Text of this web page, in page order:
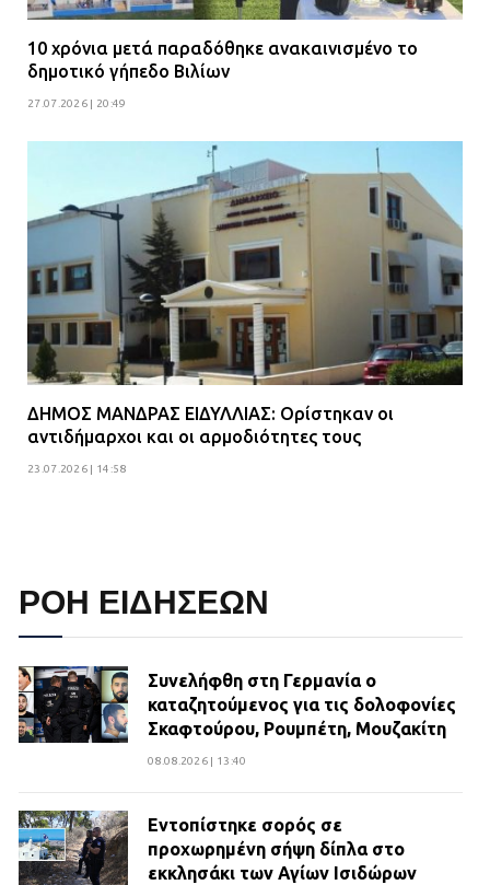
10 χρόνια μετά παραδόθηκε ανακαινισμένο το
δημοτικό γήπεδο Βιλίων
27.07.2026 | 20:49
ΔΗΜΟΣ ΜΑΝΔΡΑΣ ΕΙΔΥΛΛΙΑΣ: Ορίστηκαν οι
αντιδήμαρχοι και οι αρμοδιότητες τους
23.07.2026 | 14:58
ΡΟΗ ΕΙΔΗΣΕΩΝ
Συνελήφθη στη Γερμανία ο
καταζητούμενος για τις δολοφονίες
Σκαφτούρου, Ρουμπέτη, Μουζακίτη
08.08.2026 | 13:40
Εντοπίστηκε σορός σε
προχωρημένη σήψη δίπλα στο
εκκλησάκι των Αγίων Ισιδώρων